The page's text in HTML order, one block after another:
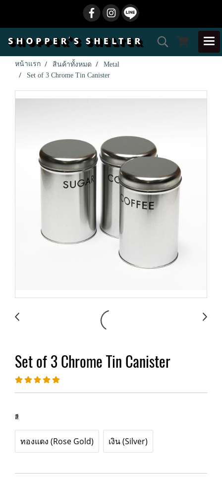
หน้าแรก สินค้าทั้งหมด
Metal
Set of 3 Chrome Tin Canister
Set of 3 Chrome Tin Canister
สี
ทองแดง (Rose Gold) เงิน (Silver)